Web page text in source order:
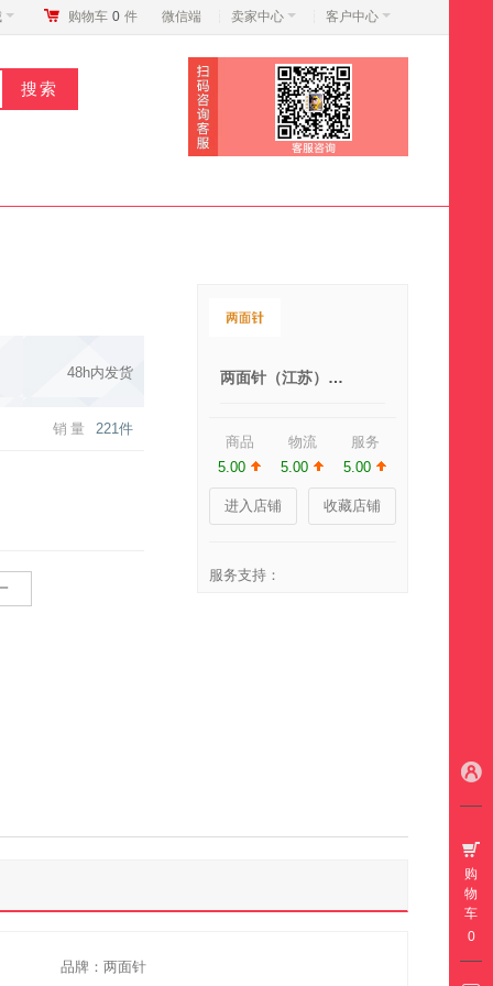
购物车 0 件 微信端 卖家中心 客户中心
购
物
车
0
48h内发货
销量 221件
两面针（江苏）品牌专营店
商品
5.00
物流
5.00
服务
5.00
进入店铺 收藏店铺
服务支持：
品牌：两面针